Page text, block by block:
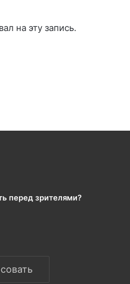
на эту запись.
перед зрителями?